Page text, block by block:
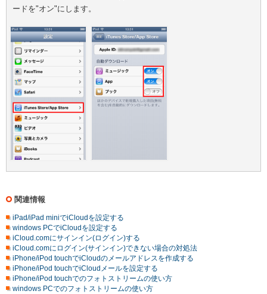
ードを"オン"にします。
関連情報
iPad/iPad miniでiCloudを設定する
windows PCでiCloudを設定する
iCloud.comにサインイン(ログイン)する
iCloud.comにログイン(サインイン)できない場合の対処法
iPhone/iPod touchでiCloudのメールアドレスを作成する
iPhone/iPod touchでiCloudメールを設定する
iPhone/iPod touchでのフォトストリームの使い方
windows PCでのフォトストリームの使い方